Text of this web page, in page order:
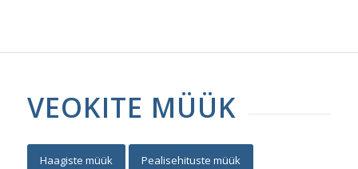
VEOKITE MÜÜK
Haagiste müük Pealisehituste müük